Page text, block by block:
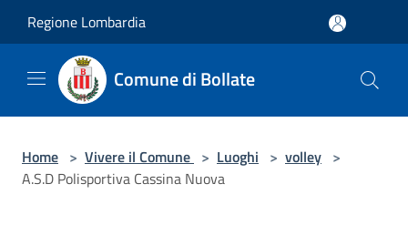
Regione Lombardia
Comune di Bollate
Home > Vivere il Comune > Luoghi > volley >
A.S.D Polisportiva Cassina Nuova